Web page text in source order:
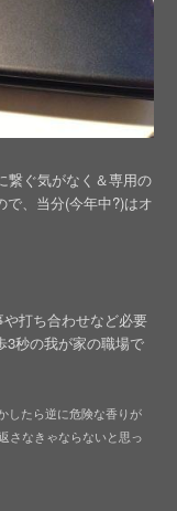
繋ぐ気がなく＆専用の
、当分(今年中?)はオ
打ち合わせなど必要
3秒の我が家の職場で
したら逆に危険な香りが
さなきゃならないと思っ